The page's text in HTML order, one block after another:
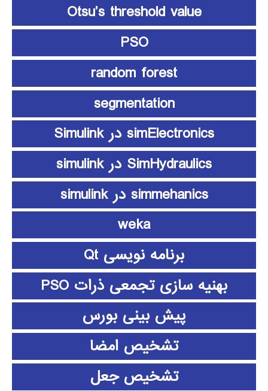
Otsu’s threshold value
PSO
random forest
segmentation
simElectronics در Simulink
SimHydraulics در simulink
simmehanics در simulink
weka
برنامه نویسی Qt
بهنیه سازی تجمعی ذرات PSO
پیش بینی بورس
تشخیص امضا
تشخیص جعل